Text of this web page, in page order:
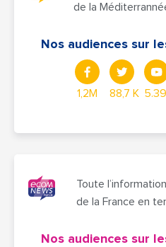
de la
Nos audiences sur
1,2M 88,7 K
Toute
de la France en
Nos audiences sur